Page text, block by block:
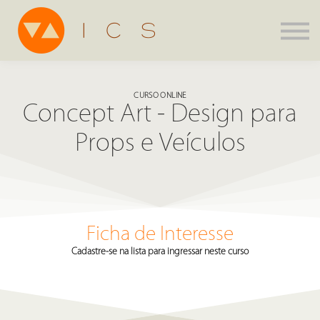
Assinatura
ICS Store
Entrar
Criar Conta
CURSO ONLINE
Concept Art - Design para
Props e Veículos
Ficha de Interesse
Cadastre-se na lista para ingressar neste curso